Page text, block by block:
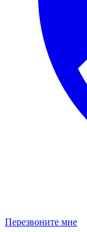
Перезвоните мне